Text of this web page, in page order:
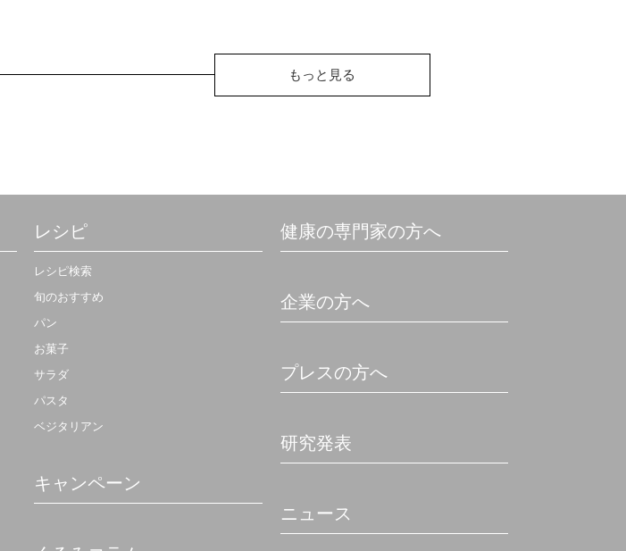
もっと見る
レシピ
レシピ検索
旬のおすすめ
パン
お菓子
サラダ
パスタ
ベジタリアン
キャンペーン
健康の専門家の方へ
企業の方へ
プレスの方へ
研究発表
ニュース